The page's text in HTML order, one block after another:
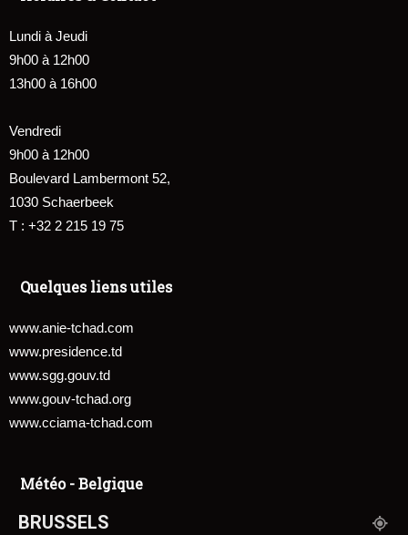
Lundi à Jeudi
9h00 à 12h00
13h00 à 16h00
Vendredi
9h00 à 12h00
Boulevard Lambermont 52,
1030 Schaerbeek
T : +32 2 215 19 75
Quelques liens utiles
www.anie-tchad.com
www.presidence.td
www.sgg.gouv.td
www.gouv-tchad.org
www.cciama-tchad.com
Météo - Belgique
BRUSSELS